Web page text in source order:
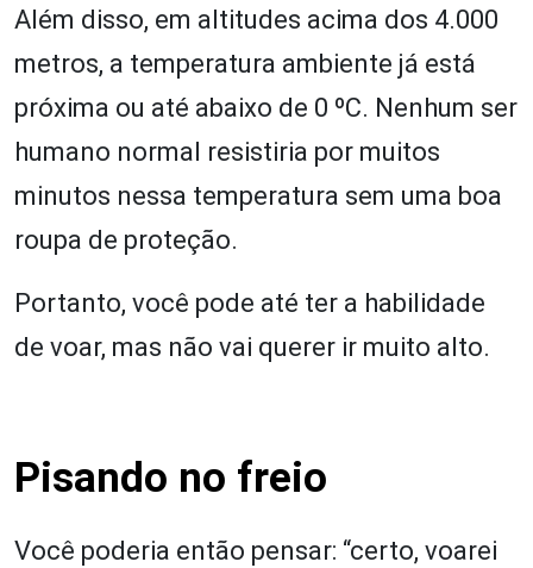
Além disso, em altitudes acima dos 4.000
metros, a temperatura ambiente já está
próxima ou até abaixo de 0 ºC. Nenhum ser
humano normal resistiria por muitos
minutos nessa temperatura sem uma boa
roupa de proteção.
Portanto, você pode até ter a habilidade
de voar, mas não vai querer ir muito alto.
Pisando no freio
Você poderia então pensar: “certo, voarei